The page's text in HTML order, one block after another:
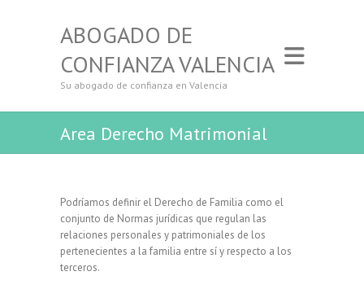
ABOGADO DE
CONFIANZA VALENCIA
Su abogado de confianza en Valencia
Area Derecho Matrimonial
Podríamos definir el Derecho de Familia como el
conjunto de Normas jurídicas que regulan las
relaciones personales y patrimoniales de los
pertenecientes a la familia entre sí y respecto a los
terceros.